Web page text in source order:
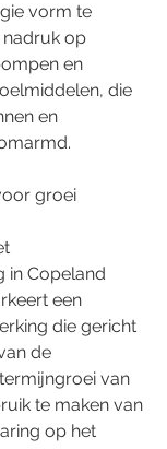
vorm te
op
en
die
en
groei
in Copeland
een
die gericht
de
van
te maken van
op het